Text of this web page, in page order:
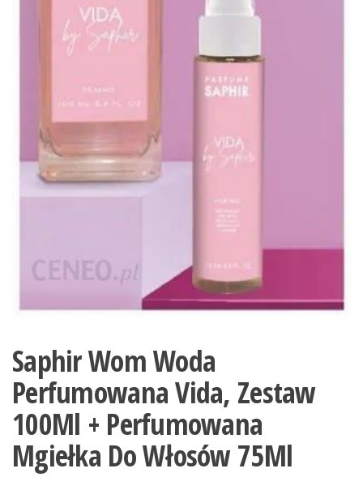
Saphir Wom Woda
Perfumowana Vida, Zestaw
100Ml + Perfumowana
Mgiełka Do Włosów 75Ml